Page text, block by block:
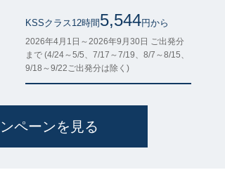
KSSクラス12時間 5,544円から
2026年4月1日～2026年9月30日 ご出発分
まで (4/24～5/5、7/17～7/19、8/7～8/15、
9/18～9/22ご出発分は除く)
ペーンを見る